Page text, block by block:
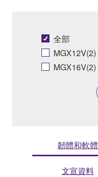
全部
MGX12V(2)
MGX16V(2)
韌體和軟體
文宣資料